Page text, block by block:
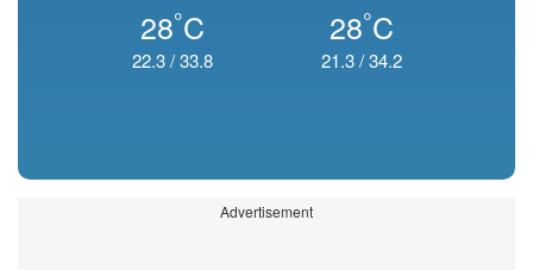
28°C
22.3/33.8
28°C
21.3/34.2
Advertisement